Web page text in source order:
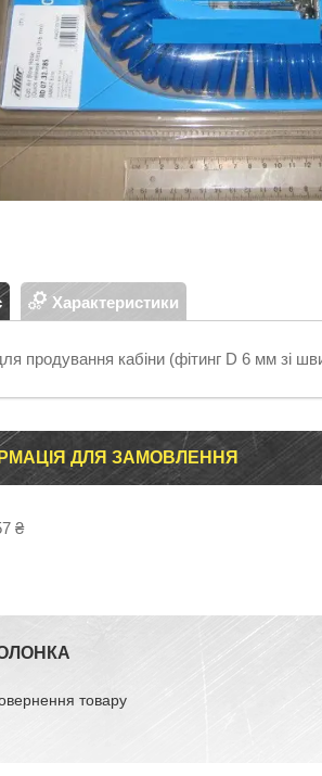
Характеристики
продування кабіни (фітинг D 6 мм зі
ДЛЯ ЗАМОВЛЕННЯ
₴
товару